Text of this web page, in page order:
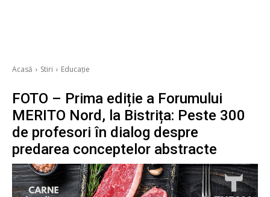
Acasă Stiri Educație
FOTO – Prima ediție a Forumului
MERITO Nord, la Bistrița: Peste 300
de profesori în dialog despre
predarea conceptelor abstracte